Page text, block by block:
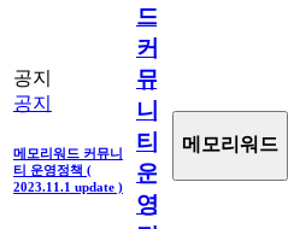
공지
공지
메모리워드 커뮤니
티 운영정책 (
2023.11.1 update )
드
커
뮤
니
티
운
영
메모리워드